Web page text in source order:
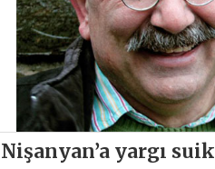
Nişanyan’a yargı